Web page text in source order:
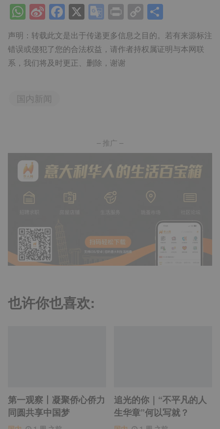
WhatsApp
Sina
Weibo
Facebook
X Google
Translate
PrintCopy
Link享
声明：转载此文是出于传递更多信息之目的。若有来源标注
错误或侵犯了您的合法权益，请作者持权属证明与本网联
系，我们将及时更正、删除，谢谢
国内新闻
– 推广 –
也许你也喜欢:
第一观察丨凝聚侨心侨力
同圆共享中国梦
追光的你｜“不平凡的人
生华章”何以写就？